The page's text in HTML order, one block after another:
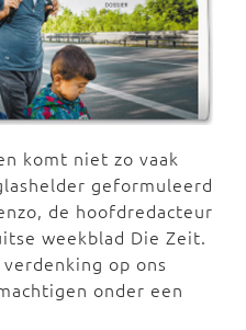
komt niet zo vaak
geformuleerd
de hoofdredacteur
weekblad Die Zeit.
op ons
onder een